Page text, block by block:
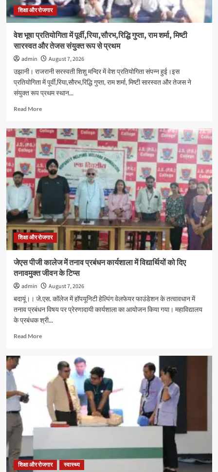
जागरूकता
रैली
आयोजन
शिक्षा और रोजगार
वेश भूषा प्रतियोगिता में पूर्वी,रिया,सौरभ,रिद्धि गुप्ता, राम शर्मा, मिष्टी
सारस्वत और तेजस संयुक्त रूप से प्रथम
admin
August 7, 2026
उझानी। राजरानी सरस्वती शिशु मन्दिर में वेश प्रतियोगिता संपन्न हुई।इस
प्रतियोगिता में पूर्वी,रिया,सौरभ,रिद्धि गुप्ता, राम शर्मा, मिष्टी सारस्वत और तेजस ने
संयुक्त रूप प्रथम स्थान...
Read MoreRead
वेश
भूषा
प्रतियोगिता
में
पूर्वी,रिया,सौरभ,रिद्धि
गुप्ता,
शर्मा,
मिष्टी
सारस्वत
और
तेजस
संयुक्त
से
प्रथम
शिक्षा और रोजगार
जेएस पीजी कालेज में तनाव प्रबंधन कार्यशाला में विद्यार्थियों को दिए
तनावमुक्त जीवन के टिप्स
admin
August 7, 2026
बदायूं।। जे.एस. कॉलेज में हॉपयूनिटी हेल्पिंग वेलफेयर फाउंडेशन के तत्वावधान में
तनाव प्रबंधन विषय पर प्रेरणादायी कार्यशाला का आयोजन किया गया। महाविद्यालय
के प्रबंधक श्री...
Read MoreRead
कालेज
में
प्रबंधन
कार्यशाला
में
तनावमुक्त
शिक्षा और रोजगार स्वास्थ्य